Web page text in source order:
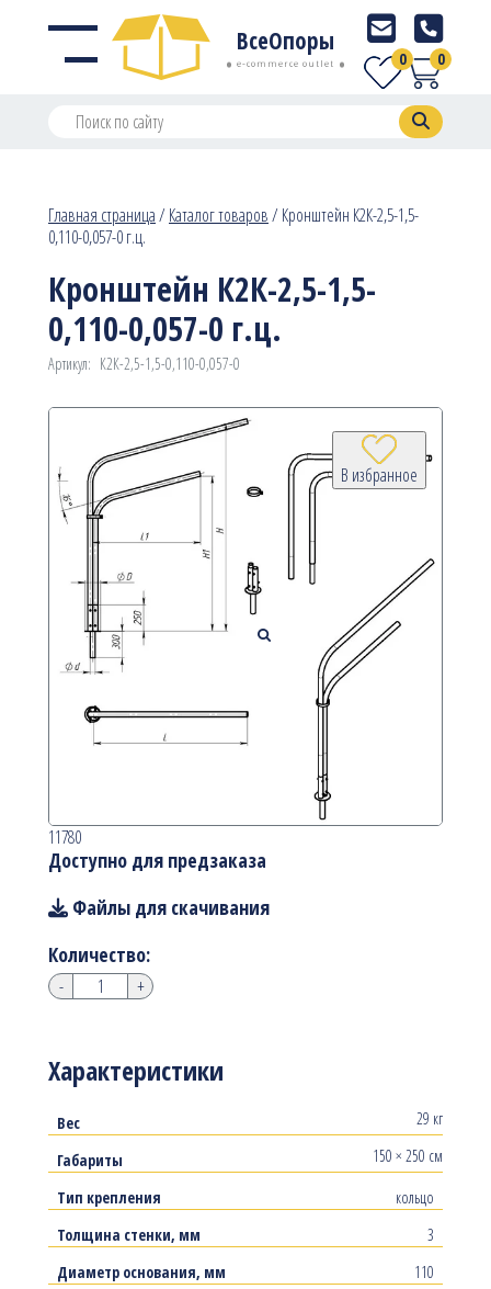
ВсеОпоры
e-commerce outlet 0
0
Главная страница/Каталог товаров/Кронштейн К2К-2,5-1,5-
0,110-0,057-0 г.ц.
Кронштейн К2К-2,5-1,5-
0,110-0,057-0 г.ц.
Артикул: К2К-2,5-1,5-0,110-0,057-0
В избранное
Характеристики
Вес
29 кг
Габариты
150 × 250 см
Тип крепления
кольцо
Толщина стенки, мм
3
Диаметр основания, мм
110
11780
Доступно для предзаказа
Файлы для скачивания
Количество:
- +